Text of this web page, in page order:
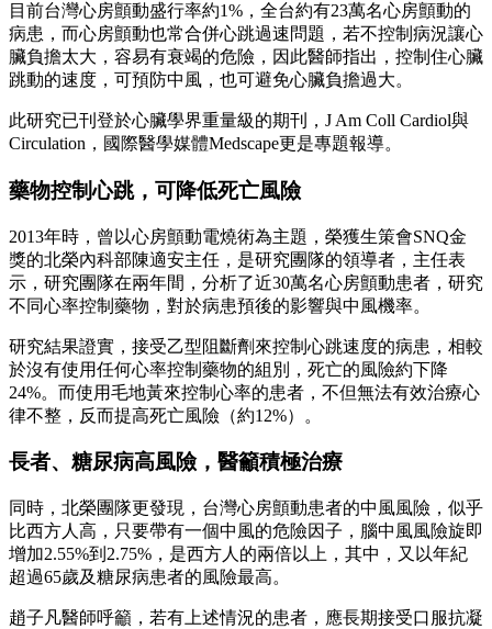
目前台灣心房顫動盛行率約1%，全台約有23萬名心房顫動的
病患，而心房顫動也常合併心跳過速問題，若不控制病況讓心
臟負擔太大，容易有衰竭的危險，因此醫師指出，控制住心臟
跳動的速度，可預防中風，也可避免心臟負擔過大。
此研究已刊登於心臟學界重量級的期刊，J Am Coll Cardiol與
Circulation，國際醫學媒體Medscape更是專題報導。
藥物控制心跳，可降低死亡風險
2013年時，曾以心房顫動電燒術為主題，榮獲生策會SNQ金
獎的北榮內科部陳適安主任，是研究團隊的領導者，主任表
示，研究團隊在兩年間，分析了近30萬名心房顫動患者，研究
不同心率控制藥物，對於病患預後的影響與中風機率。
研究結果證實，接受乙型阻斷劑來控制心跳速度的病患，相較
於沒有使用任何心率控制藥物的組別，死亡的風險約下降
24%。而使用毛地黃來控制心率的患者，不但無法有效治療心
律不整，反而提高死亡風險（約12%）。
長者、糖尿病高風險，醫籲積極治療
同時，北榮團隊更發現，台灣心房顫動患者的中風風險，似乎
比西方人高，只要帶有一個中風的危險因子，腦中風風險旋即
增加2.55%到2.75%，是西方人的兩倍以上，其中，又以年紀
超過65歲及糖尿病患者的風險最高。
趙子凡醫師呼籲，若有上述情況的患者，應長期接受口服抗凝